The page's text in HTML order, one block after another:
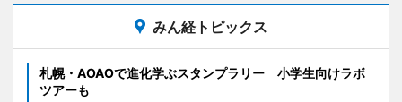
みん経トピックス
札幌・AOAOで進化学ぶスタンプラリー 小学生向けラボ
ツアーも